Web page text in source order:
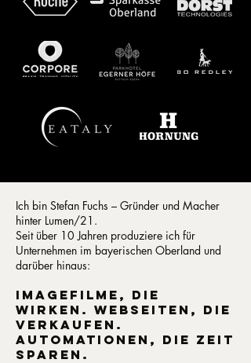
Ich bin Stefan Fuchs – Gründer und Macher
hinter Lumen/21.
Seit über 10 Jahren produziere ich für
Unternehmen im bayerischen Oberland und
darüber hinaus:
Imagefilme, die
wirken. Webseiten, die
verkaufen.
Automationen, die Zeit
sparen.